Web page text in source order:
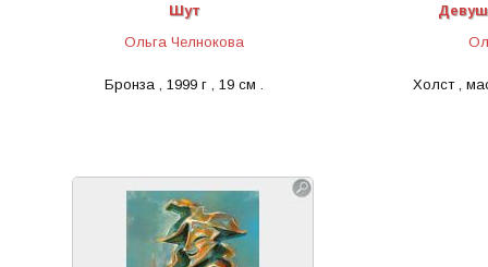
Шут
Ольга Челнокова
Бронза , 1999 г , 19 см . Холст ,